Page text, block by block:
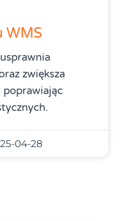
WMS
zwiększa
poprawiając
04-28